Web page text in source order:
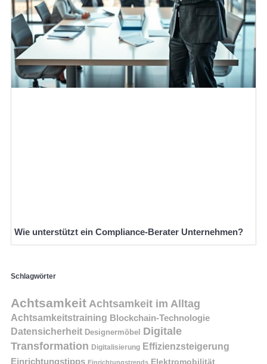
Wie unterstützt ein Compliance-Berater Unternehmen?
Schlagwörter
Achtsamkeit Achtsamkeit im Alltag
Achtsamkeitstraining Blockchain-Technologie
Datensicherheit Designermöbel
Digitale
Transformation Digitalisierung Effizienzsteigerung
Einrichtungstipps Einrichtungstrends Elektromobilität